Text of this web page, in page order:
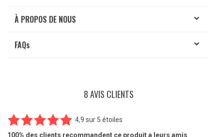
À PROPOS DE NOUS
FAQs
8 AVIS CLIENTS
Noté4.88
8
4,9 sur 5 étoiles
100% des clients recommandent ce produit a leurs amis